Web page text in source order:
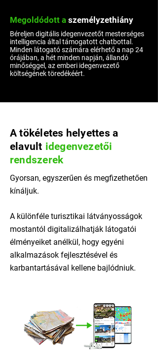
Megoldódott a személyzethiány
Béreljen digitális idegenvezetőt mesterséges
intelligencia által támogatott chatbottal.
Minden látogató számára elérhető a nap 24
órájában, a hét minden napján, állandó
minőséggel, az emberi idegenvezető
költségének töredékéért.
A tökéletes helyettes a
elavult idegenvezetői
rendszerek
Gyorsan, egyszerűen és megfizethetően
kínáljuk.
A különféle turisztikai látványosságok
mostantól digitalizálhatják látogatói
élményeiket anélkül, hogy egyéni
alkalmazások fejlesztésével és
karbantartásával kellene bajlódniuk.